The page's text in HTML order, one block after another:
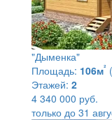
"Дыменка"
Площадь: 106м²
Этажей: 2
4 340 000 руб.
только до 31